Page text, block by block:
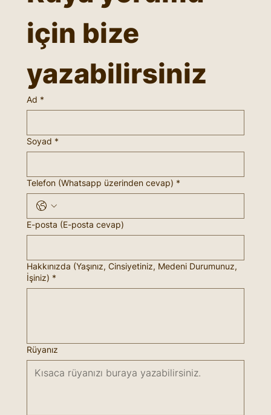
için bize
yazabilirsiniz
Ad *
Soyad *
Telefon (Whatsapp üzerinden cevap) *
E-posta (E-posta cevap)
Hakkınızda (Yaşınız, Cinsiyetiniz, Medeni Durumunuz,
İşiniz) *
Rüyanız